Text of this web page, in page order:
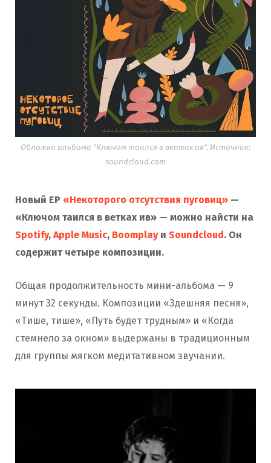
Обложка альбома "Ключом таился в ветках ив". Источник:
soundcloud.com
Новый EP «Некоторого отсутствия пуговиц» —
«Ключом таился в ветках ив» — можно найсти на
Spotify, Apple Music, Boomplayи Soundcloud. Он
содержит четыре композиции.
Общая продолжительность мини-альбома — 9
минут 32 секунды. Композиции «Здешняя песня»,
«Тише, тише», «Путь будет трудным» и «Когда
стемнело за окном» выдержаны в традиционным
для группы мягком медитативном звучании.